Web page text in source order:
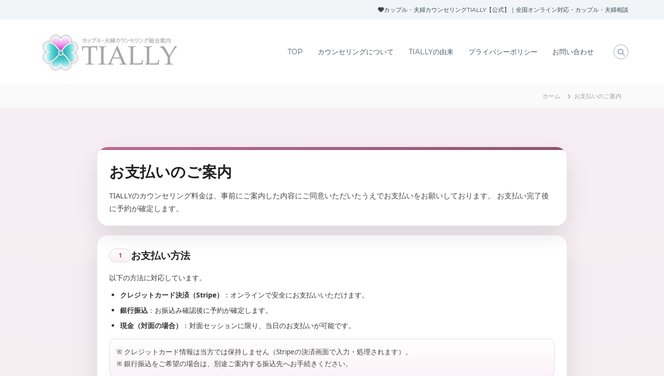
カップル・夫婦カウンセリングTIALLY【公式】｜全国オンライン対応・カップル・夫婦相談
I
L
L
Y
【
式
】
全
国
オ
ン
ラ
イ
ン
応
・
婦
カ
ッ
プ
ル
”
を
サ
ポ
ト
し
。
専
TOP カウンセリングについて TIALLYの由来 プライバシーポリシー お問い合わせ
ホーム お支払いのご案内
お支払いのご案内
TIALLYのカウンセリング料金は、事前にご案内した内容にご同意いただいたうえでお支払いをお願いしております。 お支払い完了後
に予約が確定します。
1 お支払い方法
以下の方法に対応しています。
クレジットカード決済（Stripe）
：オンラインで安全にお支払いいただけます。
銀行振込 ：お振込み確認後に予約が確定します。
現金（対面の場合）
：対面セッションに限り、当日のお支払いが可能です。
※ クレジットカード情報は当方では保持しません（Stripeの決済画面で入力・処理されます）。
※ 銀行振込をご希望の場合は、別途ご案内する振込先へお手続きください。